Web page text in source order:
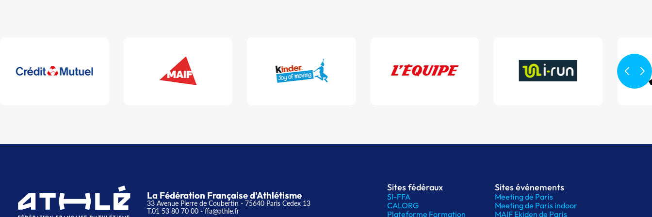
La Fédération Française d'Athlétisme
33 Avenue Pierre de Coubertin - 75640 Paris Cedex 13
T.01 53 80 70 00 - ffa@athle.fr
Sites fédéraux
SI-FFA
CALORG
Plateforme Formation
Sites événements
Meeting de Paris
Meeting de Paris indoor
MAIF Ekiden de Paris